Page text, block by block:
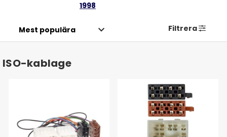
1998
Filtrera
ISO-kablage